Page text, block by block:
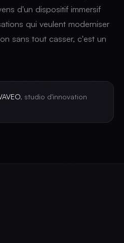
d'un dispositif immersif
qui veulent moderniser
sans tout casser, c'est un
, studio d'innovation